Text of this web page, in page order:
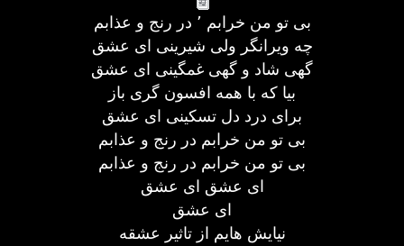
بی تو من خرابم ٬ در رنج و عذابم
چه ویرانگر ولی شیرینی ای عشق
گهی شاد و گهی غمگینی ای عشق
بیا که با همه افسون گری باز
برای درد دل تسکینی ای عشق
بی تو من خرابم در رنج و عذابم
بی تو من خرابم در رنج و عذابم
ای عشق ای عشق
ای عشق
نیایش هایم از تاثیر عشقه